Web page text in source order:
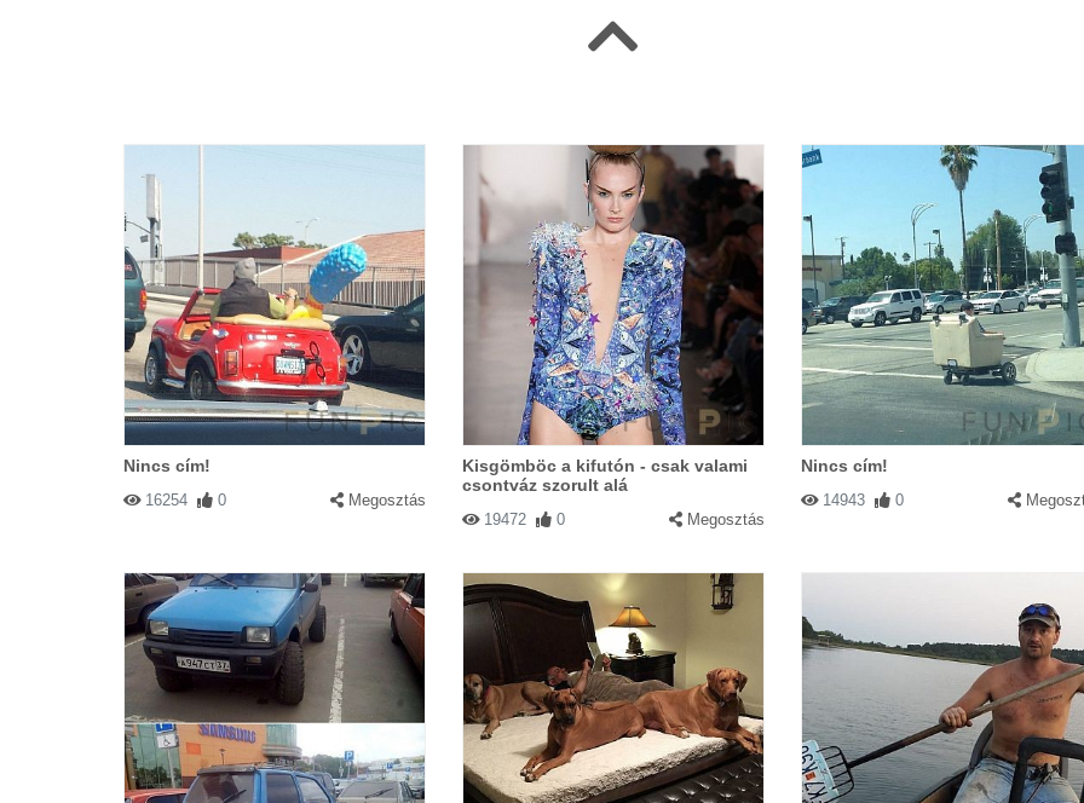
Nincs cím!
16254 0 Megosztás
Kisgömböc a kifutón - csak valami
csontváz szorult alá
19472 0 Megosztás
Nincs cím!
14943 0